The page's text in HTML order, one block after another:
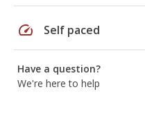
speed Self paced
Have a question?
We're here to help